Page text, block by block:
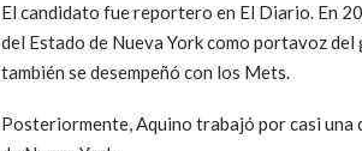
El candidato fue reportero en El Diario. En
del Estado de Nueva York como portavoz
también se desempeñó con los Mets.
Posteriormente, Aquino trabajó por casi una